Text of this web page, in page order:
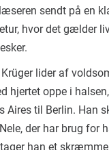
læseren sendt på en
hvor det gælder
lider af
hjertet oppe i
Aires til Berlin. Han
der har brug for
han et